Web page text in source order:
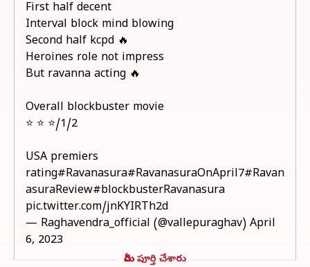
First half decent
Interval block mind blowing
Second half kcpd 🔥
Heroines role not impress
But ravanna acting 🔥
Overall blockbuster movie
⭐ ⭐ ⭐/1/2
USA premiers
rating#Ravanasura#RavanasuraOnApril7#Ravan
asuraReview#blockbusterRavanasura
pic.twitter.com/jnKYIRTh2d
— Raghavendra_official (@vallepuraghav) April
6, 2023
మీరు పూర్తి చేశారు